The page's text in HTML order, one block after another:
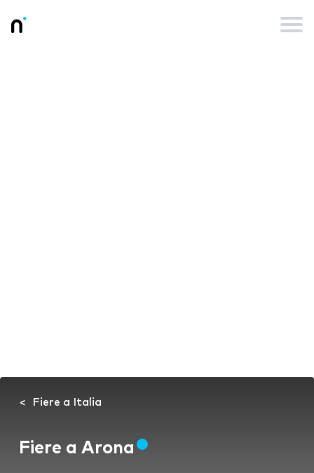
Fiere a Italia
Fiere a Arona